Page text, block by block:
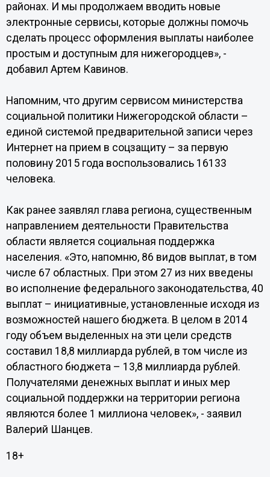
районах. И мы продолжаем вводить новые
электронные сервисы, которые должны помочь
сделать процесс оформления выплаты наиболее
простым и доступным для нижегородцев», -
добавил Артем Кавинов.
Напомним, что другим сервисом министерства
социальной политики Нижегородской области –
единой системой предварительной записи через
Интернет на прием в соцзащиту – за первую
половину 2015 года воспользовались 16133
человека.
Как ранее заявлял глава региона, существенным
направлением деятельности Правительства
области является социальная поддержка
населения. «Это, напомню, 86 видов выплат, в том
числе 67 областных. При этом 27 из них введены
во исполнение федерального законодательства, 40
выплат – инициативные, установленные исходя из
возможностей нашего бюджета. В целом в 2014
году объем выделенных на эти цели средств
составил 18,8 миллиарда рублей, в том числе из
областного бюджета – 13,8 миллиарда рублей.
Получателями денежных выплат и иных мер
социальной поддержки на территории региона
являются более 1 миллиона человек», - заявил
Валерий Шанцев.
18+